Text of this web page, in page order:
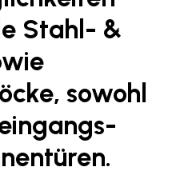
Stahl- &
sowohl